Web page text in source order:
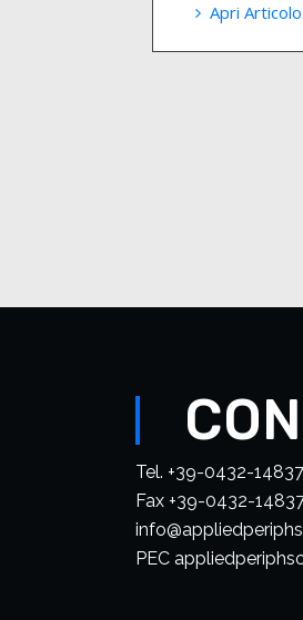
Apri Articolo
Tel. +39-0432-
Fax +39-0432-
PEC